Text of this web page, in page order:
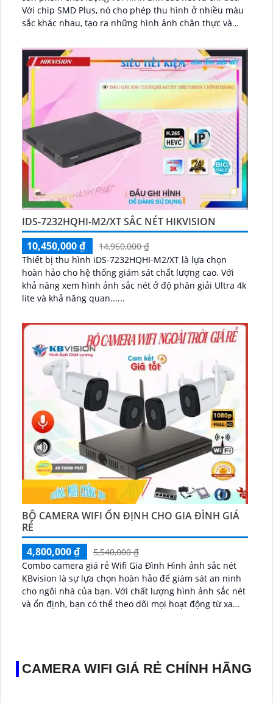
Với chip SMD Plus, nó cho phép thu hình ở nhiều màu
sắc khác nhau, tạo ra những hình ảnh chân thực và
IDS-7232HQHI-M2/XT SẮC NÉT HIKVISION
10,450,000 ₫
14,960,000 ₫
Thiết bị thu hình iDS-7232HQHI-M2/XT là lựa chọn
hoàn hảo cho hệ thống giám sát chất lượng cao. Với
khả năng xem hình ảnh sắc nét ở độ phân giải Ultra 4k
lite và khả năng quan......
BỘ CAMERA WIFI ỔN ĐỊNH CHO GIA ĐÌNH GIÁ
RẺ
4,800,000 ₫
5,540,000 ₫
Combo camera giá rẻ Wifi Gia Đình Hình ảnh sắc nét
KBvision là sự lựa chọn hoàn hảo để giám sát an ninh
cho ngôi nhà của bạn. Với chất lượng hình ảnh sắc nét
và ổn định, bạn có thể theo dõi mọi hoạt động từ xa
CAMERA WIFI GIÁ RẺ CHÍNH HÃNG